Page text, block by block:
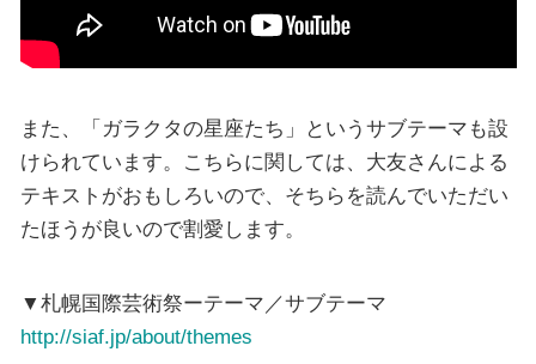
また、「ガラクタの星座たち」というサブテーマも設
けられています。こちらに関しては、大友さんによる
テキストがおもしろいので、そちらを読んでいただい
たほうが良いので割愛します。
▼札幌国際芸術祭ーテーマ／サブテーマ
http://siaf.jp/about/themes